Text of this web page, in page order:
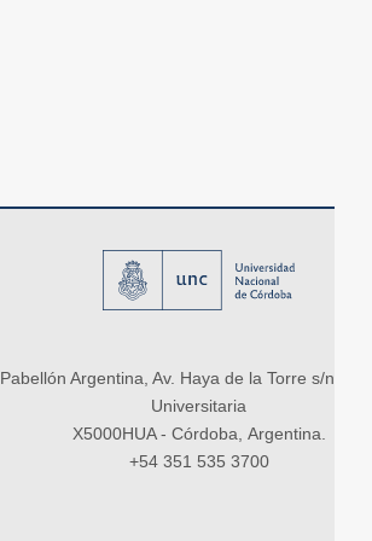
Pabellón Argentina, Av. Haya de la Torre s/n,
Universitaria
X5000HUA - Córdoba, Argentina.
+54 351 535 3700